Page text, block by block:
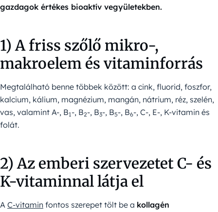
gazdagok értékes bioaktív vegyületekben.
1) A friss szőlő mikro-,
makroelem és vitaminforrás
Megtalálható benne többek között: a cink, fluorid, foszfor,
kalcium, kálium, magnézium, mangán, nátrium, réz, szelén,
vas, valamint A-, B1-, B2-, B3-, B5-, B6-, C-, E-, K-vitamin és
folát.
2) Az emberi szervezetet C- és
K-vitaminnal látja el
A C-vitamin fontos szerepet tölt be a kollagén